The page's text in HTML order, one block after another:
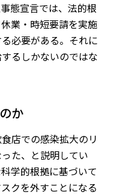
態宣言では、法的根
業・時短要請を実施
必要がある。それに
るしかないのではな
か
店での感染拡大のリ
た、と説明してい
学的根拠に基づいて
クを外すことになる